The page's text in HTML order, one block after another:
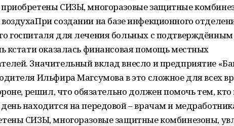
СИЗЫ, многоразовые защитные
создании на базе инфекционного
госпиталя для лечения больных с
кстати оказалась финансовая помощь местных
Значительный вклад внесло и предприятие
Ильфира Магсумова в это сложное для всех
решил, что обязательно должен помочь тем, кто
находится на передовой – врачам и
СИЗЫ, многоразовые защитные комбинезоны,